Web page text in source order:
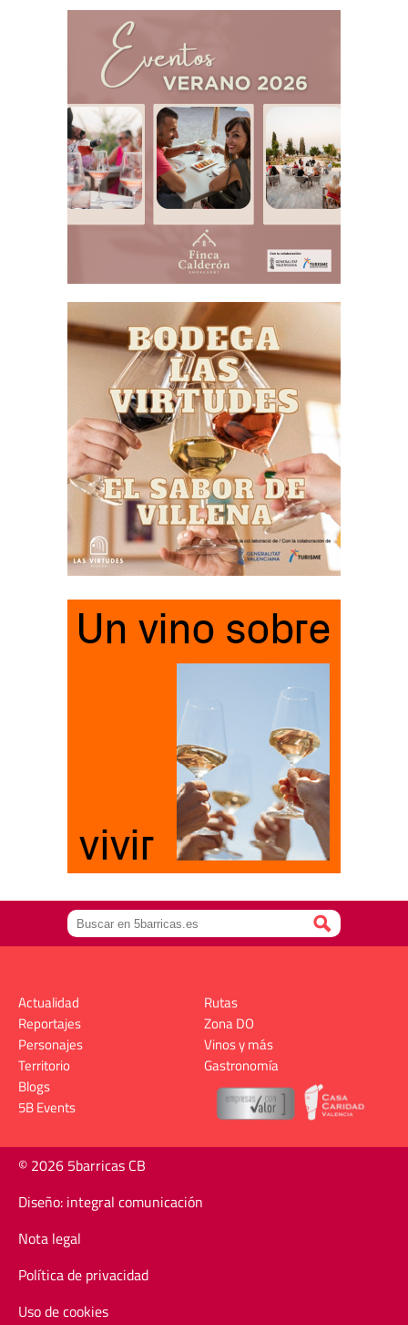
Actualidad
Reportajes
Personajes
Territorio
Rutas
Zona DO
Vinos y más
Gastronomía
Blogs
5B Events
© 2026 5barricas CB
Diseño: integral comunicación
Nota legal
Política de privacidad
Uso de cookies